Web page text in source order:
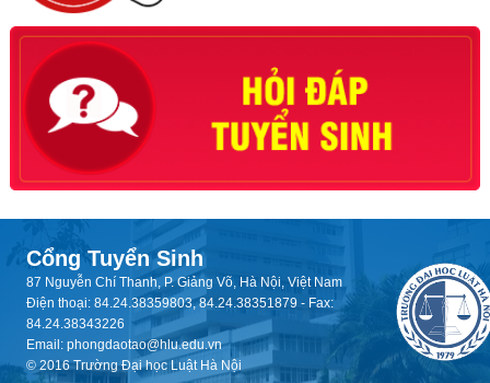
Cổng Tuyển Sinh
87 Nguyễn Chí Thanh, P. Giảng Võ, Hà Nội, Việt Nam
Điện thoại: 84.24.38359803, 84.24.38351879 - Fax:
84.24.38343226
Email: phongdaotao@hlu.edu.vn
© 2016 Trường Đại học Luật Hà Nội